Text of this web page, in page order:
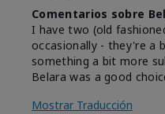
Comentarios sobre
I have two (old
occasionally - they're a
something a bit more
Belara was a good
Mostrar Traducción